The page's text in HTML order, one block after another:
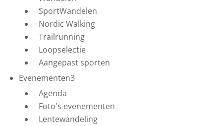
SportWandelen
Nordic Walking
Trailrunning
Loopselectie
Aangepast sporten
Evenementen3
Agenda
Foto's evenementen
Lentewandeling